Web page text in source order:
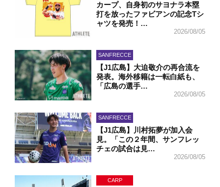
カープ、自身初のサヨナラ本塁
打を放ったファビアンの記念Tシ
ャツを発売！…
2026/08/05
SANFRECCE
【J1広島】大迫敬介の再合流を
発表。海外移籍は一転白紙も、
「広島の選手…
2026/08/05
SANFRECCE
【J1広島】川村拓夢が加入会
見。「この２年間、サンフレッ
チェの試合は見…
2026/08/05
CARP